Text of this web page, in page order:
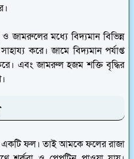
মধ্যে বিদ্যমান বিভিন্ন
করে। জামে বিদ্যমান পর্যাপ্ত
এবং জামরুল হজম শক্তি বৃদ্ধির
একটি ফল। তাই আমকে ফলের রাজা